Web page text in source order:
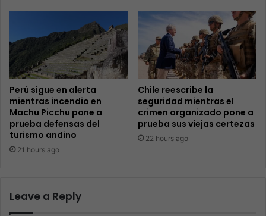
Perú sigue en alerta
mientras incendio en
Machu Picchu pone a
prueba defensas del
turismo andino
21 hours ago
Chile reescribe la
seguridad mientras el
crimen organizado pone a
prueba sus viejas certezas
22 hours ago
Leave a Reply